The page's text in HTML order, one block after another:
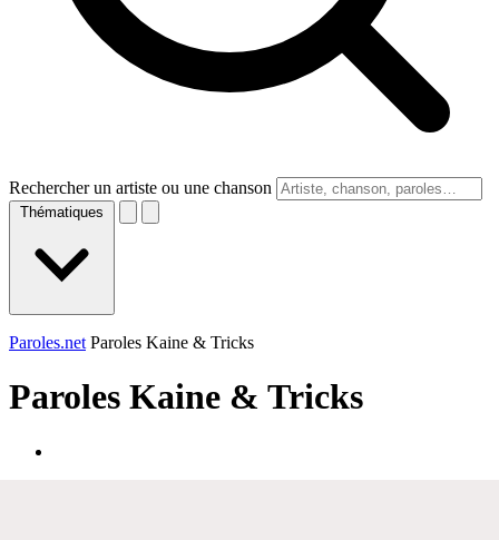
Rechercher un artiste ou une chanson
Thématiques
Paroles.net Paroles Kaine & Tricks
Paroles Kaine & Tricks